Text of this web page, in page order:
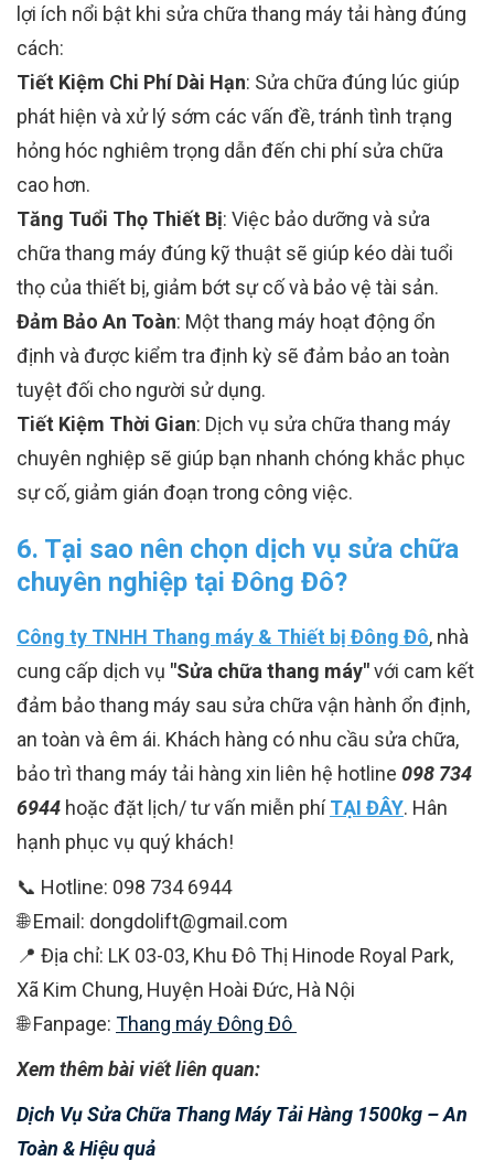
lợi ích nổi bật khi sửa chữa thang máy tải hàng đúng
cách:
Tiết Kiệm Chi Phí Dài Hạn: Sửa chữa đúng lúc giúp
phát hiện và xử lý sớm các vấn đề, tránh tình trạng
hỏng hóc nghiêm trọng dẫn đến chi phí sửa chữa
cao hơn.
Tăng Tuổi Thọ Thiết Bị: Việc bảo dưỡng và sửa
chữa thang máy đúng kỹ thuật sẽ giúp kéo dài tuổi
thọ của thiết bị, giảm bớt sự cố và bảo vệ tài sản.
Đảm Bảo An Toàn: Một thang máy hoạt động ổn
định và được kiểm tra định kỳ sẽ đảm bảo an toàn
tuyệt đối cho người sử dụng.
Tiết Kiệm Thời Gian: Dịch vụ sửa chữa thang máy
chuyên nghiệp sẽ giúp bạn nhanh chóng khắc phục
sự cố, giảm gián đoạn trong công việc.
6. Tại sao nên chọn dịch vụ sửa chữa
chuyên nghiệp tại Đông Đô?
Công ty TNHH Thang máy & Thiết bị Đông Đô, nhà
cung cấp dịch vụ "Sửa chữa thang máy"với cam kết
đảm bảo thang máy sau sửa chữa vận hành ổn định,
an toàn và êm ái. Khách hàng có nhu cầu sửa chữa,
bảo trì thang máy tải hàng xin liên hệ hotline 098 734
6944 hoặc đặt lịch/ tư vấn miễn phíTẠI ĐÂY. Hân
hạnh phục vụ quý khách!
📞 Hotline: 098 734 6944
🌐 Email: dongdolift@gmail.com
📍 Địa chỉ: LK 03-03, Khu Đô Thị Hinode Royal Park,
Xã Kim Chung, Huyện Hoài Đức, Hà Nội
🌐 Fanpage: Thang máy Đông Đô
Xem thêm bài viết liên quan:
Dịch Vụ Sửa Chữa Thang Máy Tải Hàng 1500kg – An
Toàn & Hiệu quả